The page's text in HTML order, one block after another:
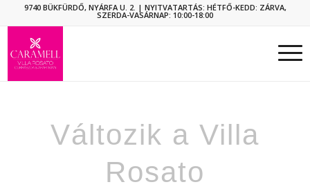
9740 BÜKFÜRDŐ, NYÁRFA U. 2. | NYITVATARTÁS: HÉTFŐ-KEDD: ZÁRVA,
SZERDA-VASÁRNAP: 10:00-18:00
Változik a Villa
Rosato